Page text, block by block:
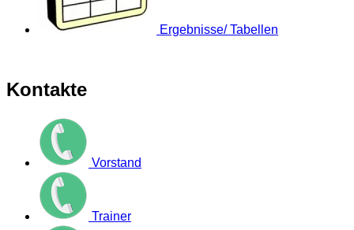
Ergebnisse/ Tabellen
Kontakte
Vorstand
Trainer